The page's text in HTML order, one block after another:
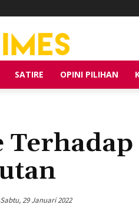
SATIRE OPINI PILIHAN
Sabtu, 29 Januari 2022